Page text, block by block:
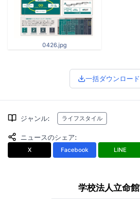
0426.jpg
一括ダウンロード
ジャンル: ライフスタイル
ニュースのシェア:
X Facebook LINE
学校法人立命館